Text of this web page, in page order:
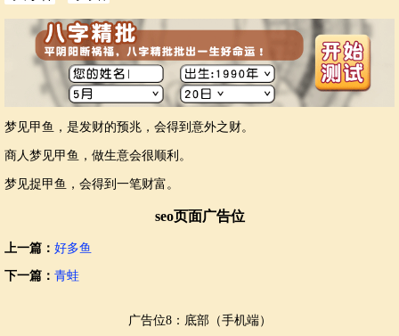
梦见甲鱼，是发财的预兆，会得到意外之财。
商人梦见甲鱼，做生意会很顺利。
梦见捉甲鱼，会得到一笔财富。
seo页面广告位
上一篇： 好多鱼
下一篇： 青蛙
广告位8：底部（手机端）